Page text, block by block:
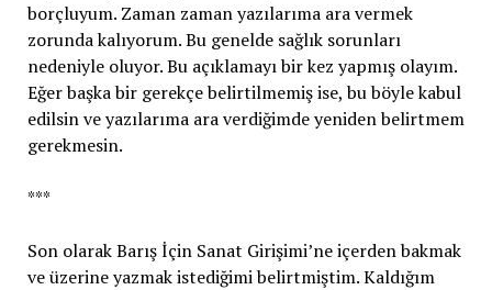
borçluyum. Zaman zaman yazılarıma ara vermek
zorunda kalıyorum. Bu genelde sağlık sorunları
nedeniyle oluyor. Bu açıklamayı bir kez yapmış olayım.
Eğer başka bir gerekçe belirtilmemiş ise, bu böyle kabul
edilsin ve yazılarıma ara verdiğimde yeniden belirtmem
gerekmesin.
***
Son olarak Barış İçin Sanat Girişimi’ne içerden bakmak
ve üzerine yazmak istediğimi belirtmiştim. Kaldığım